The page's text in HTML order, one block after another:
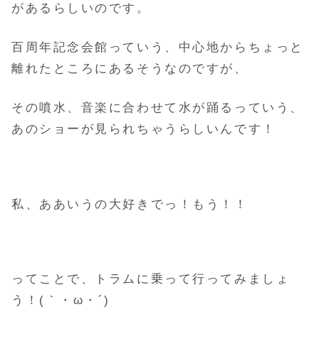
があるらしいのです。
百周年記念会館っていう、中心地からちょっと
離れたところにあるそうなのですが、
その噴水、音楽に合わせて水が踊るっていう、
あのショーが見られちゃうらしいんです！
私、ああいうの大好きでっ！もう！！
ってことで、トラムに乗って行ってみましょ
う！(｀・ω・´)ゞ